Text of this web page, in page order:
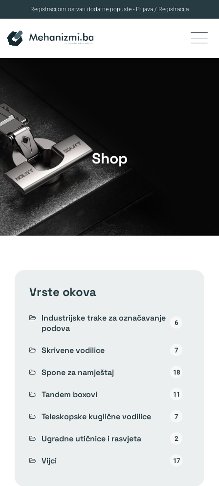
Skip
to
Registracijom ostvari dodatne popuste - Prijava / Registracija
Shop
vrste okova
Industrijske trake za označavanje
podova
6
Skrivene vodilice 7
Spone za namještaj 18
Tandem boxovi 11
Teleskopske kuglične vodilice 7
Ugradne utičnice i rasvjeta 2
Vijci 17